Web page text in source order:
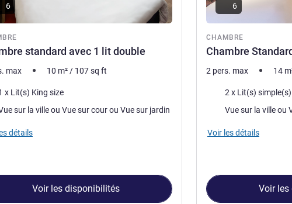
standard avec 1 lit double
6
max 10 m² / 107sq ft
x Lit(s) King size
Vue sur la ville ou Vue sur cour ou Vue sur jardin
détails
Voir les disponibilités
CHAMBRE
Chambre
6
2 pers. max 14
Literie2 x Lit(s) simple(s)
Vues :
Voir les détails
Voir